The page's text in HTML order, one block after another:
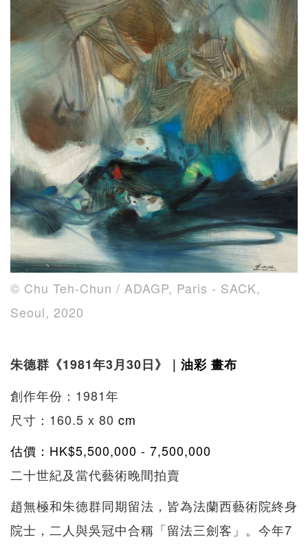
© Chu Teh-Chun / ADAGP, Paris - SACK,
Seoul, 2020
朱德群《1981年3月30日》｜ 油彩 畫布
創作年份：1981年
尺寸：160.5 x 80 cm
估價：HK$5,500,000 - 7,500,000
二十世紀及當代藝術晚間拍賣
趙無極和朱德群同期留法，皆為法蘭西藝術院終身
院士，二人與吳冠中合稱「留法三劍客」。今年7